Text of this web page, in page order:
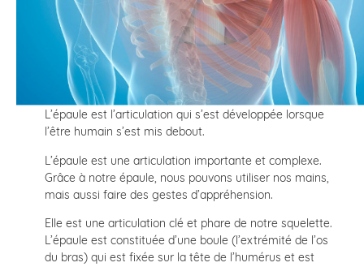
L’épaule est l’articulation qui s’est développée lorsque
l’être humain s’est mis debout.
L’épaule est une articulation importante et complexe.
Grâce à notre épaule, nous pouvons utiliser nos mains,
mais aussi faire des gestes d’appréhension.
Elle est une articulation clé et phare de notre squelette.
L’épaule est constituée d’une boule (l’extrémité de l’os
du bras) qui est fixée sur la tête de l’humérus et est